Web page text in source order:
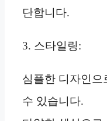
단합니다.
3. 스타일링:
심플한 디자인
수 있습니다.